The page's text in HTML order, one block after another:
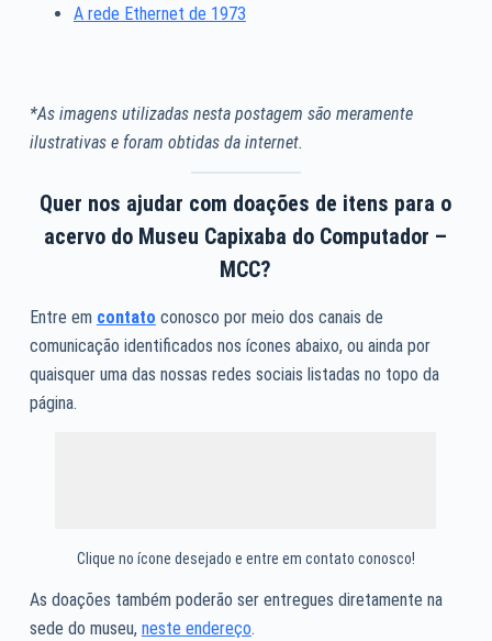
A rede Ethernet de 1973
*As imagens utilizadas nesta postagem são meramente
ilustrativas e foram obtidas da internet.
Quer nos ajudar com doações de itens para o
acervo do Museu Capixaba do Computador –
MCC?
Entre em contato conosco por meio dos canais de
comunicação identificados nos ícones abaixo, ou ainda por
quaisquer uma das nossas redes sociais listadas no topo da
página.
Clique no ícone desejado e entre em contato conosco!
As doações também poderão ser entregues diretamente na
sede do museu, neste endereço.